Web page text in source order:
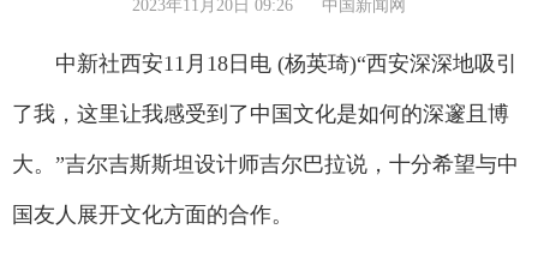
2023年11月20日 09:26 中国新闻网
中新社西安11月18日电 (杨英琦)“西安深深地吸引
了我，这里让我感受到了中国文化是如何的深邃且博
大。”吉尔吉斯斯坦设计师吉尔巴拉说，十分希望与中
国友人展开文化方面的合作。